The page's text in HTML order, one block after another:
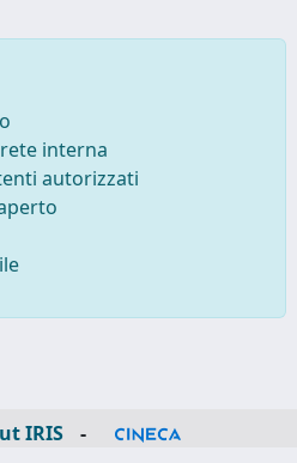
interna
autorizzati
IRIS
-